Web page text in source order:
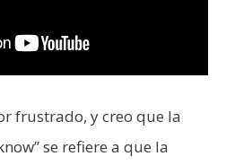
frustrado, y creo que la
se refiere a que la